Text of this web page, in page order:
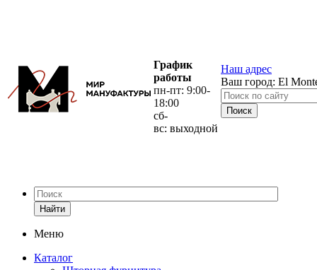
График
работы
пн-пт: 9:00-
18:00
сб-
вс: выходной
Наш адрес
Ваш город: El
Найти
Меню
Каталог